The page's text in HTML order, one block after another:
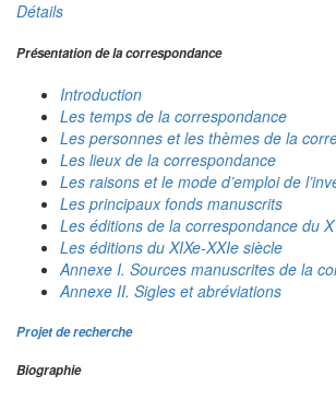
Détails
Présentation de la correspondance
Introduction
Les temps de la correspondance
Les personnes et les thèmes de la
Les lieux de la correspondance
Les raisons et le mode d’emploi de
Les principaux fonds manuscrits
Les éditions de la correspondance du
Les éditions du XIXe-XXIe siècle
Annexe I. Sources manuscrites de la
Annexe II. Sigles et abréviations
Projet de recherche
Biographie